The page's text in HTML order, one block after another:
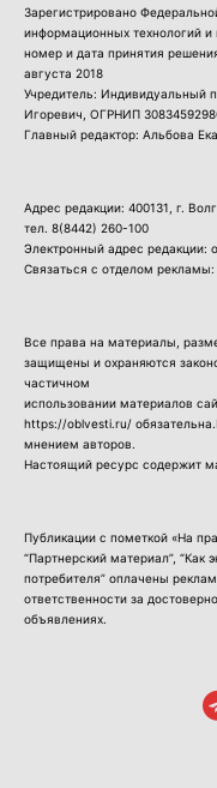
Зарегистрировано
информационных технологий
номер и дата принятия
августа 2018
Учредитель: Индивидуальный
Игоревич, ОГРНИП
Главный редактор: Альбова
Адрес редакции: 400131, г.
тел. 8(8442) 260-100
Электронный адрес редакции:
Связаться с отделом рекламы:
Все права на материалы,
защищены и охраняются
частичном
использовании материалов
https://oblvesti.ru/
мнением авторов.
Настоящий ресурс содержит
Публикации с пометкой «На
“Партнерский материал”, “Как
потребителя” оплачены
ответственности за
объявлениях.